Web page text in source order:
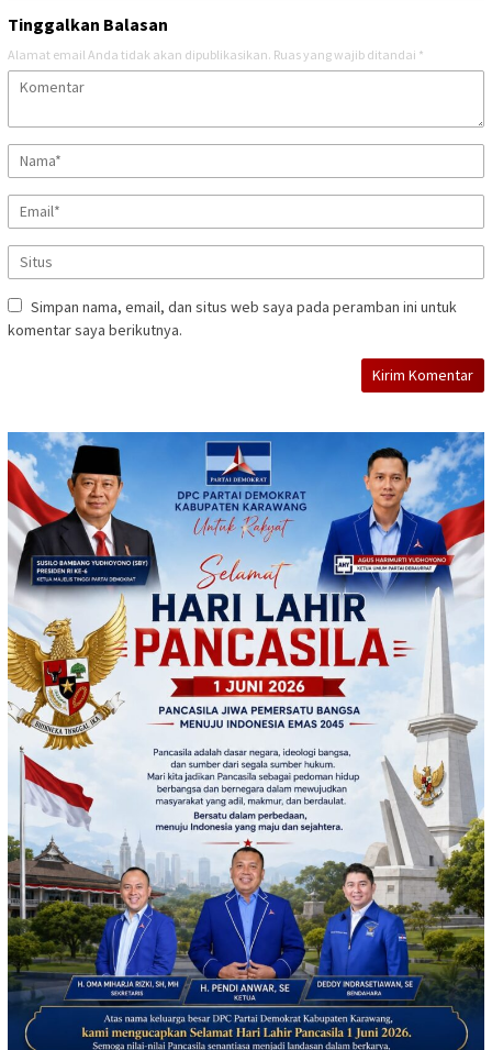
Tinggalkan Balasan
Alamat email Anda tidak akan dipublikasikan. Ruas yang wajib ditandai *
Simpan nama, email, dan situs web saya pada peramban ini untuk
komentar saya berikutnya.